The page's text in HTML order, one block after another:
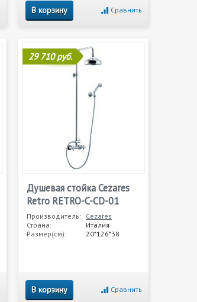
В корзину Сравнить
29 710 руб.
Душевая стойка Cezares
Retro RETRO-C-CD-01
Производитель: Cezares
Страна:
Италия
Размер(см):
20*126*38
В корзину Сравнить